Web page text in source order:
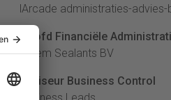
lArcade administraties-advies-
Hoofd Financiële
Bloem Sealants BV
Adviseur Business Control